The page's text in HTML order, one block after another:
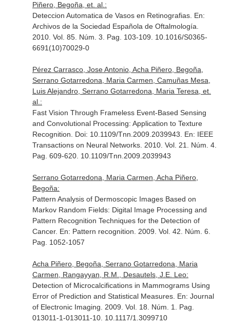
Piñero, Begoña, et. al.:
Deteccion Automatica de Vasos en Retinografias. En:
Archivos de la Sociedad Española de Oftalmología
2010. Vol. 85. Núm. 3. Pag. 103-109. 10.1016/S0365-
6691(10)70029-0
Pérez Carrasco, Jose Antonio, Acha Piñero, Begoña,
Serrano Gotarredona, Maria Carmen, Camuñas Mesa,
Luis Alejandro, Serrano Gotarredona, Maria Teresa, et.
al.:
Fast Vision Through Frameless Event-Based Sensing
and Convolutional Processing: Application to Texture
Recognition. Doi: 10.1109/Tnn.2009.2039943. En: IEEE
Transactions on Neural Networks. 2010. Vol. 21. Núm. 4.
Pag. 609-620. 10.1109/Tnn.2009.2039943
Serrano Gotarredona, Maria Carmen, Acha Piñero,
Begoña:
Pattern Analysis of Dermoscopic Images Based on
Markov Random Fields: Digital Image Processing and
Pattern Recognition Techniques for the Detection of
Cancer. En: Pattern recognition . 2009. Vol. 42. Núm. 6.
Pag. 1052-1057
Acha Piñero, Begoña, Serrano Gotarredona, Maria
Carmen, Rangayyan, R.M., Desautels, J.E. Leo:
Detection of Microcalcifications in Mammograms Using
Error of Prediction and Statistical Measures. En: Journal
of Electronic Imaging . 2009. Vol. 18. Núm. 1. Pag.
013011-1-013011-10. 10.1117/1.3099710